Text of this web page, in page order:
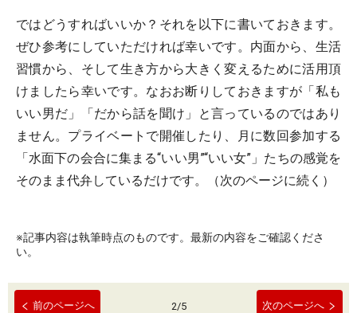
ではどうすればいいか？それを以下に書いておきます。
ぜひ参考にしていただければ幸いです。内面から、生活
習慣から、そして生き方から大きく変えるために活用頂
けましたら幸いです。なおお断りしておきますが「私も
いい男だ」「だから話を聞け」と言っているのではあり
ません。プライベートで開催したり、月に数回参加する
「水面下の会合に集まる“いい男”“いい女”」たちの感覚を
そのまま代弁しているだけです。（次のページに続く）
※記事内容は執筆時点のものです。最新の内容をご確認くださ
い。
前のページへ 2/5 次のページへ